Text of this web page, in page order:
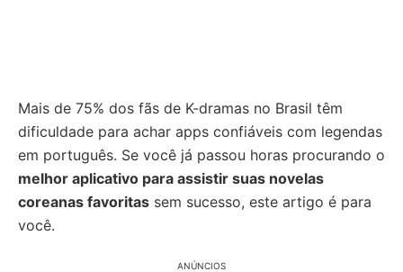
Mais de 75% dos fãs de K-dramas no Brasil têm
dificuldade para achar apps confiáveis com legendas
em português. Se você já passou horas procurando o
melhor aplicativo para assistir suas novelas
coreanas favoritas sem sucesso, este artigo é para
você.
ANÚNCIOS